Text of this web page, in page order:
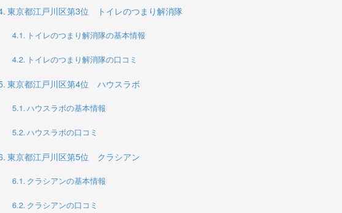
東京都江戸川区第3位 トイレのつまり解消隊
トイレのつまり解消隊の基本情報
トイレのつまり解消隊の口コミ
東京都江戸川区第4位 ハウスラボ
ハウスラボの基本情報
ハウスラボの口コミ
東京都江戸川区第5位 クラシアン
クラシアンの基本情報
クラシアンの口コミ